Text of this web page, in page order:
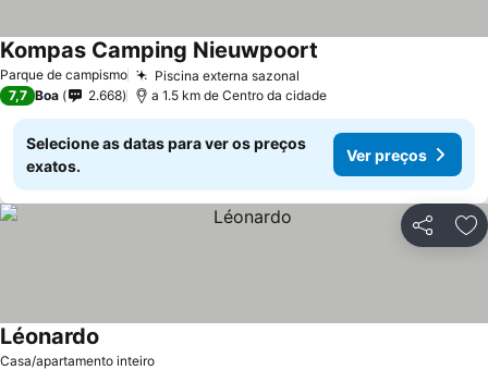
Parque de campismo Piscina externa sazonal
Kompas Camping Nieuwpoort
7,7 Boa 2.668 a 1.5 km de Centro da cidade
Selecione as datas para ver os preços
exatos.
Ver preços
Partilhar
Casa/apartamento inteiro
Léonardo